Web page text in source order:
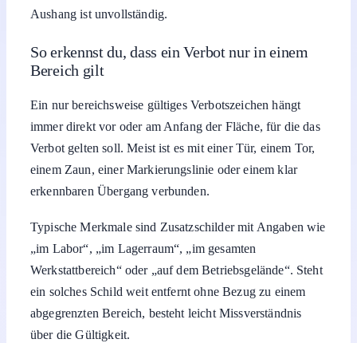
Aushang ist unvollständig.
So erkennst du, dass ein Verbot nur in einem
Bereich gilt
Ein nur bereichsweise gültiges Verbotszeichen hängt
immer direkt vor oder am Anfang der Fläche, für die das
Verbot gelten soll. Meist ist es mit einer Tür, einem Tor,
einem Zaun, einer Markierungslinie oder einem klar
erkennbaren Übergang verbunden.
Typische Merkmale sind Zusatzschilder mit Angaben wie
„im Labor“, „im Lagerraum“, „im gesamten
Werkstattbereich“ oder „auf dem Betriebsgelände“. Steht
ein solches Schild weit entfernt ohne Bezug zu einem
abgegrenzten Bereich, besteht leicht Missverständnis
über die Gültigkeit.